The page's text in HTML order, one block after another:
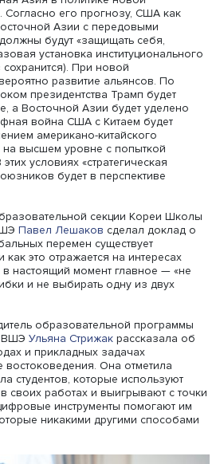
российских японоведов,
ИКСА РАН Дмитрия Стрельцова
Азия в политике новой
Согласно его прогнозу, США
в Восточной Азии с передовыми
должны будут «защищать себя,
базовая установка
сохранится). При новой